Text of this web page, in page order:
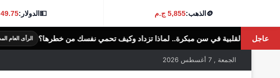
🪙الذهب:5,855 ج.م 💵الدولار:49.75
عاجل
مبكرة.. لماذا تزداد وكيف تحمي نفسك من خطرها؟ الرأى العام المصرى 4 أنماط لشيخوخة البشرة.. كيف تفرق بين التجاعيد والترهل والغور؟
الجمعة , 7 أغسطس 2026